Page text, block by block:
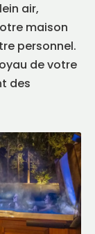
air,
maison
personnel.
de votre
des